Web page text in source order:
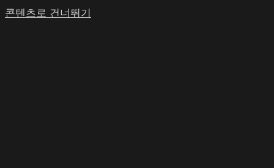
콘텐츠로 건너뛰기